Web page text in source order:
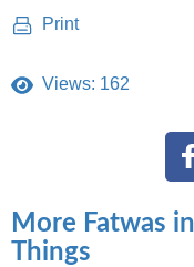
Print
Views: 162
More Fatwas
Things